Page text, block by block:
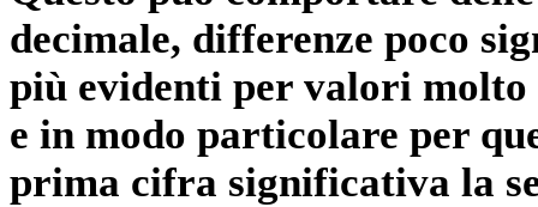
decimale, differenze poco
più evidenti per valori
e in modo particolare per
prima cifra significativa la